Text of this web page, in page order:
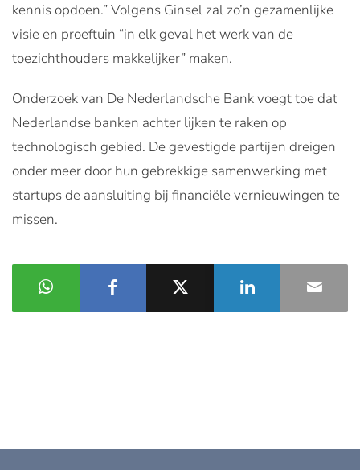
kennis opdoen.” Volgens Ginsel zal zo’n gezamenlijke
visie en proeftuin “in elk geval het werk van de
toezichthouders makkelijker” maken.
Onderzoek van De Nederlandsche Bank voegt toe dat
Nederlandse banken achter lijken te raken op
technologisch gebied. De gevestigde partijen dreigen
onder meer door hun gebrekkige samenwerking met
startups de aansluiting bij financiële vernieuwingen te
missen.